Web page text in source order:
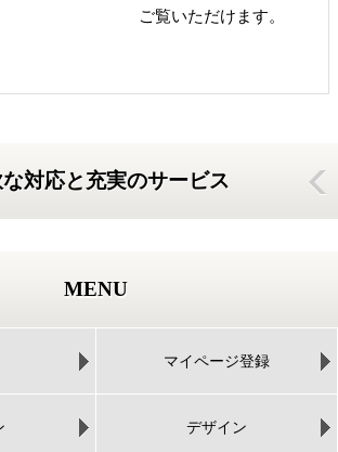
ご覧いただけます。
対応と充実のサービス
MENU
マイページ登録
デザイン